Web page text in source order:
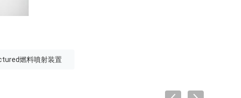
燃料噴射装置